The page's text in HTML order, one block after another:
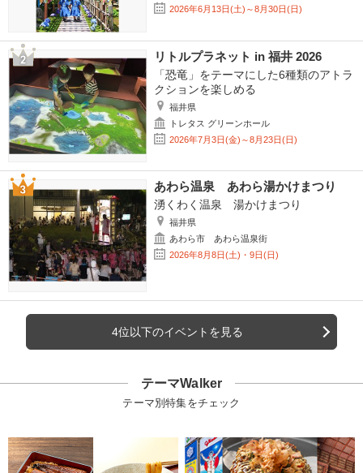
2026年6月13日(土)～8月30日(日)
リトルプラネット in 福井 2026
「恐竜」をテーマにした6種類のアトラ
クションを楽しめる
福井県
トレタス グリーンホール
2026年7月3日(金)～8月23日(日)
あわら温泉 あわら湯かけまつり
湧くわく温泉 湯かけまつり
福井県
あわら市 あわら温泉街
2026年8月8日(土)・9日(日)
4位以下のイベントを見る
テーマWalker
テーマ別特集をチェック